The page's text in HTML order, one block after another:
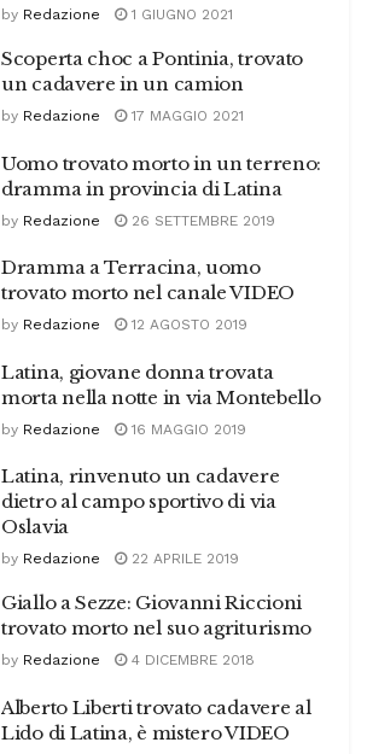
by Redazione 1 GIUGNO 2021
Scoperta choc a Pontinia, trovato
un cadavere in un camion
by Redazione 17 MAGGIO 2021
Uomo trovato morto in un terreno:
dramma in provincia di Latina
by Redazione 26 SETTEMBRE 2019
Dramma a Terracina, uomo
trovato morto nel canale VIDEO
by Redazione 12 AGOSTO 2019
Latina, giovane donna trovata
morta nella notte in via Montebello
by Redazione 16 MAGGIO 2019
Latina, rinvenuto un cadavere
dietro al campo sportivo di via
Oslavia
by Redazione 22 APRILE 2019
Giallo a Sezze: Giovanni Riccioni
trovato morto nel suo agriturismo
by Redazione 4 DICEMBRE 2018
Alberto Liberti trovato cadavere al
Lido di Latina, è mistero VIDEO